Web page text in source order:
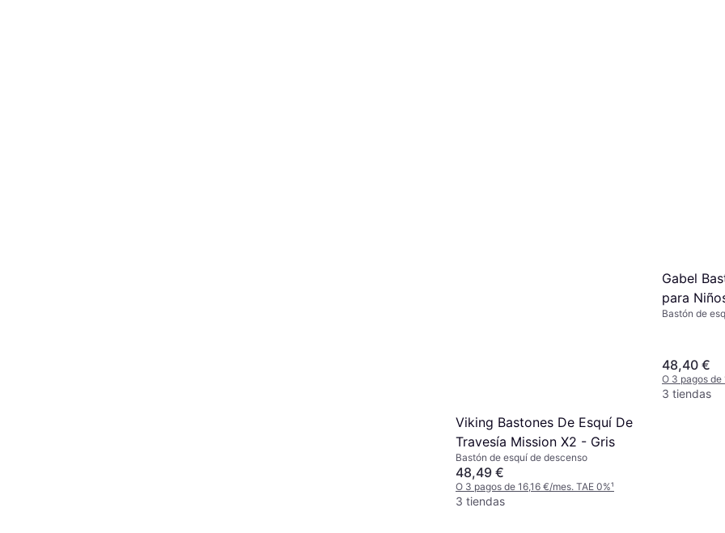
Viking Bastones De Esquí De
Travesía Mission X2 - Gris
Bastón de esquí de descenso
48,49 €
O 3 pagos de 16,16 €/mes. TAE 0%¹
3 tiendas
Gabel
para
Noir
Bastón de
48,40 €
O 3 pagos de
3 tiendas